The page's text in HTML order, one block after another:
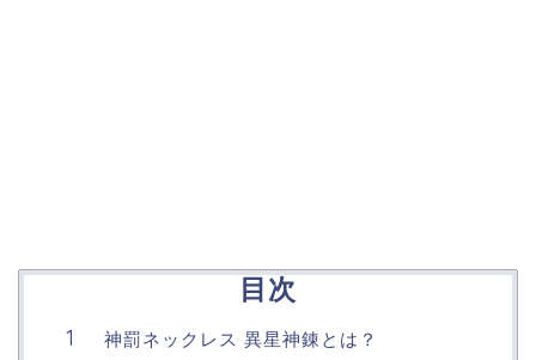
目次
神罰ネックレス 異星神錬とは？